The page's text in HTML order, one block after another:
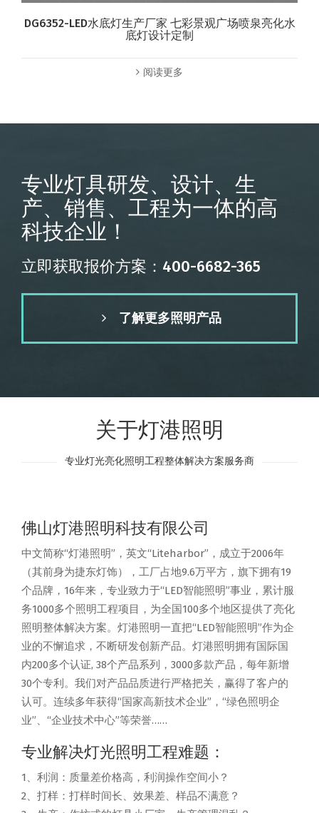
DG6352-LED水底灯生产厂家 七彩景观广场喷泉亮化水
底灯设计定制
阅读更多
专业灯具研发、设计、生
产、销售、工程为一体的高
科技企业！
立即获取报价方案：400-6682-365
了解更多照明产品
关于灯港照明
专业灯光亮化照明工程整体解决方案服务商
佛山灯港照明科技有限公司
中文简称“灯港照明”，英文“Liteharbor”，成立于2006年
（其前身为捷东灯饰），工厂占地9.6万平方，旗下拥有19
个品牌，16年来，专业致力于“LED智能照明”事业，累计服
务1000多个照明工程项目，为全国100多个地区提供了亮化
照明整体解决方案。灯港照明一直把“LED智能照明”作为企
业的不懈追求，不断研发创新产品。灯港照明拥有国际国
内200多个认证, 38个产品系列，3000多款产品，每年新增
30个专利。我们对产品品质进行严格把关，赢得了客户的
认可。连续多年获得“国家高新技术企业”，“绿色照明企
业”、“企业技术中心”等荣誉……
专业解决灯光照明工程难题：
1、利润：质量差价格高，利润操作空间小？
2、打样：打样时间长、效果差、样品不满意？